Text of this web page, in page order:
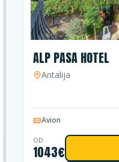
ALP PASA HOTEL
Antalija
Avion
OD
1043€